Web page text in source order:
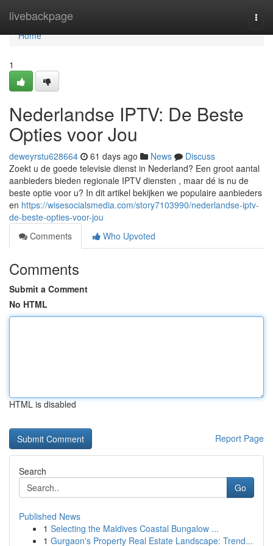
livebackpage
Home
Home
1
Nederlandse IPTV: De Beste
Opties voor Jou
deweyrstu628664 61 days ago News
Discuss
Zoekt u de goede televisie dienst in Nederland? Een groot aantal
aanbieders bieden regionale IPTV diensten , maar dé is nu de
beste optie voor u? In dit artikel bekijken we populaire aanbieders
en https://wisesocialsmedia.com/story7103990/nederlandse-iptv-
de-beste-opties-voor-jou
Comments
Who Upvoted
Comments
Submit a Comment
No HTML
HTML is disabled
Report Page
Search
Go
Published News
1 Selecting the Maldives Coastal Bungalow ...
1 Gurgaon's Property Real Estate Landscape: Trend...